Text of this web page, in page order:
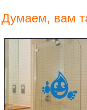
Думаем, вам